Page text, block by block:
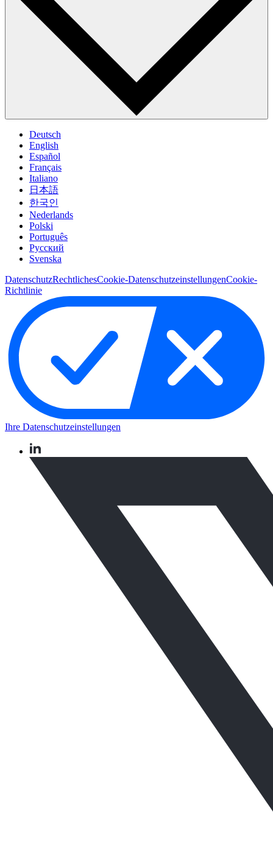
Deutsch
English
Español
Français
Italiano
日本語
한국인
Nederlands
Polski
Português
Pусский
Svenska
DatenschutzRechtlichesCookie-DatenschutzeinstellungenCookie-
Richtlinie
Ihre Datenschutzeinstellungen